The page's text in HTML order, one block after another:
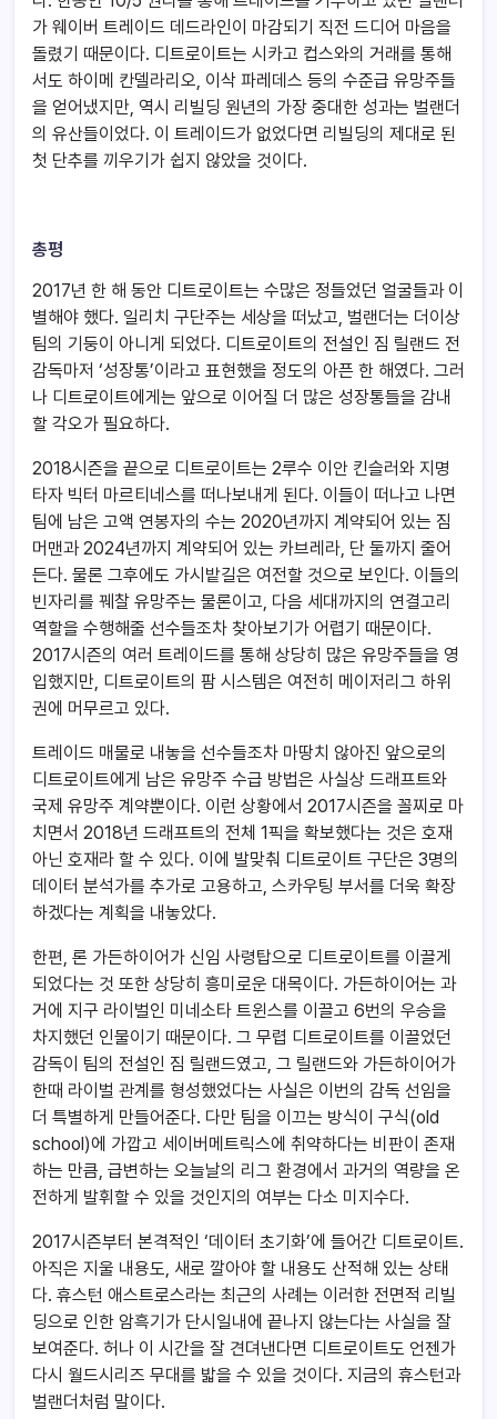
가 웨이버 트레이드 데드라인이 마감되기 직전 드디어 마음을
돌렸기 때문이다. 디트로이트는 시카고 컵스와의 거래를 통해
서도 하이메 칸델라리오, 이삭 파레데스 등의 수준급 유망주들
을 얻어냈지만, 역시 리빌딩 원년의 가장 중대한 성과는 벌랜더
의 유산들이었다. 이 트레이드가 없었다면 리빌딩의 제대로 된
첫 단추를 끼우기가 쉽지 않았을 것이다.
총평
2017년 한 해 동안 디트로이트는 수많은 정들었던 얼굴들과 이
별해야 했다. 일리치 구단주는 세상을 떠났고, 벌랜더는 더이상
팀의 기둥이 아니게 되었다. 디트로이트의 전설인 짐 릴랜드 전
감독마저 ‘성장통’이라고 표현했을 정도의 아픈 한 해였다. 그러
나 디트로이트에게는 앞으로 이어질 더 많은 성장통들을 감내
할 각오가 필요하다.
2018시즌을 끝으로 디트로이트는 2루수 이안 킨슬러와 지명
타자 빅터 마르티네스를 떠나보내게 된다. 이들이 떠나고 나면
팀에 남은 고액 연봉자의 수는 2020년까지 계약되어 있는 짐
머맨과 2024년까지 계약되어 있는 카브레라, 단 둘까지 줄어
든다. 물론 그후에도 가시밭길은 여전할 것으로 보인다. 이들의
빈자리를 꿰찰 유망주는 물론이고, 다음 세대까지의 연결고리
역할을 수행해줄 선수들조차 찾아보기가 어렵기 때문이다.
2017시즌의 여러 트레이드를 통해 상당히 많은 유망주들을 영
입했지만, 디트로이트의 팜 시스템은 여전히 메이저리그 하위
권에 머무르고 있다.
트레이드 매물로 내놓을 선수들조차 마땅치 않아진 앞으로의
디트로이트에게 남은 유망주 수급 방법은 사실상 드래프트와
국제 유망주 계약뿐이다. 이런 상황에서 2017시즌을 꼴찌로 마
치면서 2018년 드래프트의 전체 1픽을 확보했다는 것은 호재
아닌 호재라 할 수 있다. 이에 발맞춰 디트로이트 구단은 3명의
데이터 분석가를 추가로 고용하고, 스카우팅 부서를 더욱 확장
하겠다는 계획을 내놓았다.
한편, 론 가든하이어가 신임 사령탑으로 디트로이트를 이끌게
되었다는 것 또한 상당히 흥미로운 대목이다. 가든하이어는 과
거에 지구 라이벌인 미네소타 트윈스를 이끌고 6번의 우승을
차지했던 인물이기 때문이다. 그 무렵 디트로이트를 이끌었던
감독이 팀의 전설인 짐 릴랜드였고, 그 릴랜드와 가든하이어가
한때 라이벌 관계를 형성했었다는 사실은 이번의 감독 선임을
더 특별하게 만들어준다. 다만 팀을 이끄는 방식이 구식(old
school)에 가깝고 세이버메트릭스에 취약하다는 비판이 존재
하는 만큼, 급변하는 오늘날의 리그 환경에서 과거의 역량을 온
전하게 발휘할 수 있을 것인지의 여부는 다소 미지수다.
2017시즌부터 본격적인 ‘데이터 초기화’에 들어간 디트로이트.
아직은 지울 내용도, 새로 깔아야 할 내용도 산적해 있는 상태
다. 휴스턴 애스트로스라는 최근의 사례는 이러한 전면적 리빌
딩으로 인한 암흑기가 단시일내에 끝나지 않는다는 사실을 잘
보여준다. 허나 이 시간을 잘 견뎌낸다면 디트로이트도 언젠가
다시 월드시리즈 무대를 밟을 수 있을 것이다. 지금의 휴스턴과
벌랜더처럼 말이다.